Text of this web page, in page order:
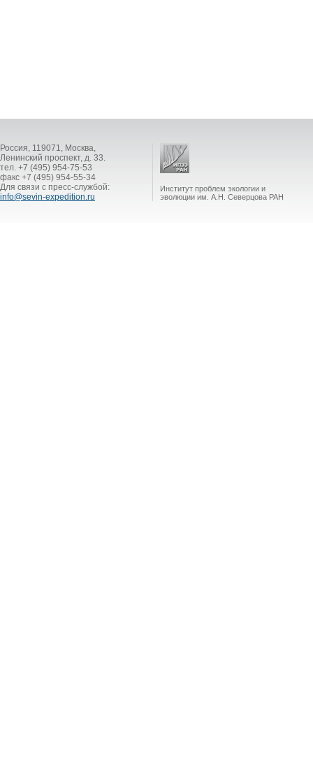
Россия, 119071, Москва,
Ленинский проспект, д. 33.
тел. +7 (495) 954-75-53
факс +7 (495) 954-55-34
Для связи с пресс-службой:
info@sevin-expedition.ru
Институт проблем экологии и
эволюции им. А.Н. Северцова РАН